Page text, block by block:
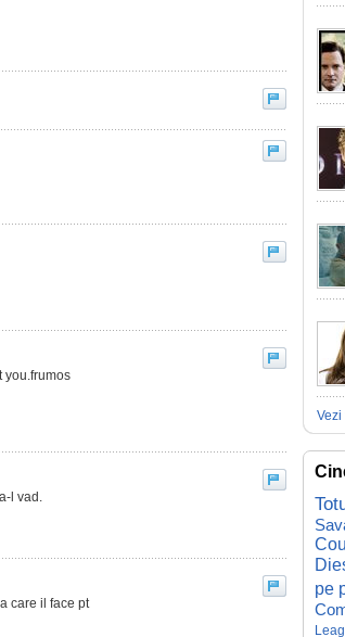
you.frumos
l vad.
care il face pt
Vezi
pe